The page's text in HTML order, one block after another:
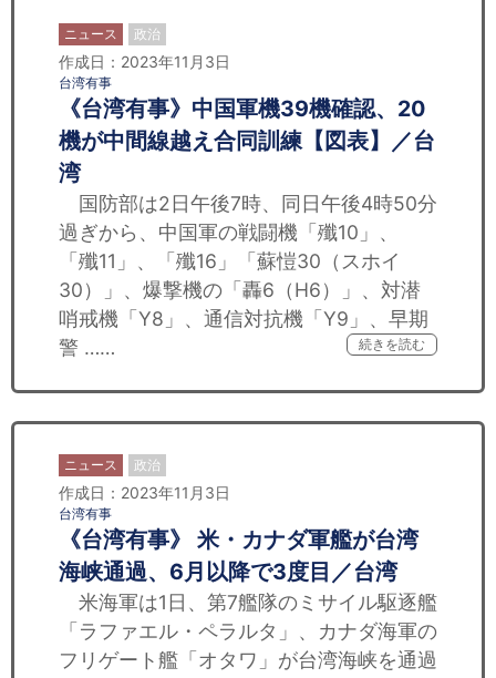
ニュース 政治
作成日：2023年11月3日
台湾有事
《台湾有事》中国軍機39機確認、20
機が中間線越え合同訓練【図表】／台
湾
国防部は2日午後7時、同日午後4時50分
過ぎから、中国軍の戦闘機「殲10」、
「殲11」、「殲16」「蘇愷30（スホイ
30）」、爆撃機の「轟6（H6）」、対潜
哨戒機「Y8」、通信対抗機「Y9」、早期
警 ……
続きを読む
ニュース 政治
作成日：2023年11月3日
台湾有事
《台湾有事》 米・カナダ軍艦が台湾
海峡通過、6月以降で3度目／台湾
米海軍は1日、第7艦隊のミサイル駆逐艦
「ラファエル・ペラルタ」、カナダ海軍の
フリゲート艦「オタワ」が台湾海峡を通過